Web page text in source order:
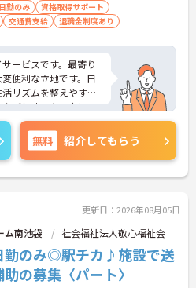
日勤のみ
資格取得サポート
交通費支給 退職金制度あり
ービスです。最寄り
便利な立地です。日
リズムを整えやすく
♪ご興味のある方に
らに詳細をお話しい
ださい！
無料 紹介してもらう
更新日：2026年08月05日
ム南池袋 社会福祉法人敬心福祉会
勤のみ◎駅チカ♪施設で送
の募集〈パート〉